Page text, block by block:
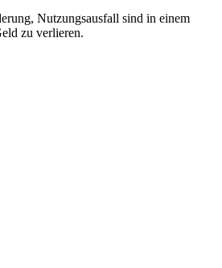
Nutzungsausfall sind in einem
zu verlieren.